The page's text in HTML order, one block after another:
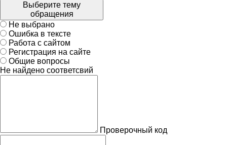
Выберите тему
обращения
Не выбрано
Ошибка в тексте
Работа с сайтом
Регистрация на сайте
Общие вопросы
Не найдено соответсвий
Проверочный код